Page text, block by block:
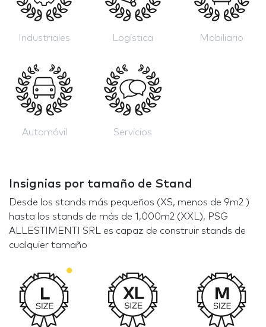
Industriales Logística Mobiliario
Automóvil Servicios
Insignias por tamaño de Stand
Desde los stands más pequeños (XS, menos de 9m2 )
hasta los stands de más de 1,000m2 (XXL), PSG
ALLESTIMENTI SRL es capaz de construir stands de
cualquier tamaño